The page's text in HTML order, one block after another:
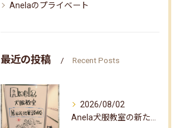
Anelaのプライベート
最近の投稿 Recent Posts
2026/08/02